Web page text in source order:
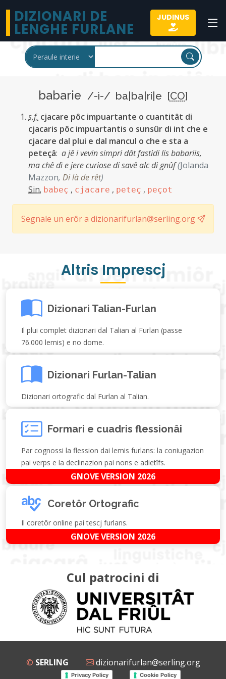
DIZIONARI DE
LENGHE FURLANE
JUDINUS
babarie /-ì-/ ba|ba|ri|e [CO]
s.f. cjacare pôc impuartante o cuantitât di
cjacaris pôc impuartantis o sunsûr di int che e
cjacare dal plui e dal mancul o che e sta a
peteçâ: a jê i vevin simpri dât fastidi lis babariis,
ma chê dì e jere curiose di savê alc di gnûf(Jolanda
Mazzon, Di là de rêt)
Sin. babeç , cjacare , peteç , peçot
Segnale un erôr a dizionarifurlan@serling.org
Altris Imprescj
Dizionari Talian-Furlan
Il plui complet dizionari dal Talian al Furlan (passe
76.000 lemis) e no dome.
Dizionari Furlan-Talian
Dizionari ortografic dal Furlan al Talian.
Formari e cuadris flessionâi
Par cognossi la flession dai lemis furlans: la coniugazion
pai verps e la declinazion pai nons e adietîfs.
GNOVE VERSION 2026
Coretôr Ortografic
Il coretôr online pai tescj furlans.
GNOVE VERSION 2026
Cul patrocini di
© SERLING dizionarifurlan@serling.org
Privacy Policy Cookie Policy